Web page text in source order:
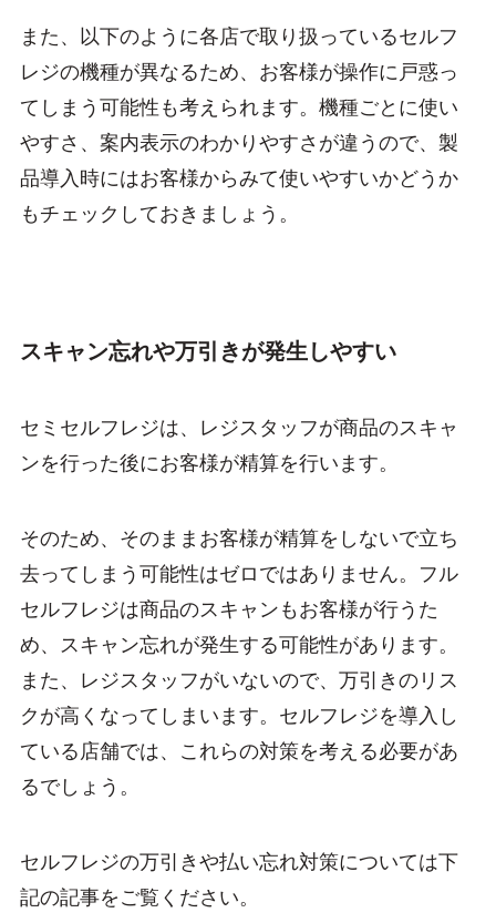
また、以下のように各店で取り扱っているセルフ
レジの機種が異なるため、お客様が操作に戸惑っ
てしまう可能性も考えられます。機種ごとに使い
やすさ、案内表示のわかりやすさが違うので、製
品導入時にはお客様からみて使いやすいかどうか
もチェックしておきましょう。
スキャン忘れや万引きが発生しやすい
セミセルフレジは、レジスタッフが商品のスキャ
ンを行った後にお客様が精算を行います。
そのため、そのままお客様が精算をしないで立ち
去ってしまう可能性はゼロではありません。フル
セルフレジは商品のスキャンもお客様が行うた
め、スキャン忘れが発生する可能性があります。
また、レジスタッフがいないので、万引きのリス
クが高くなってしまいます。セルフレジを導入し
ている店舗では、これらの対策を考える必要があ
るでしょう。
セルフレジの万引きや払い忘れ対策については下
記の記事をご覧ください。